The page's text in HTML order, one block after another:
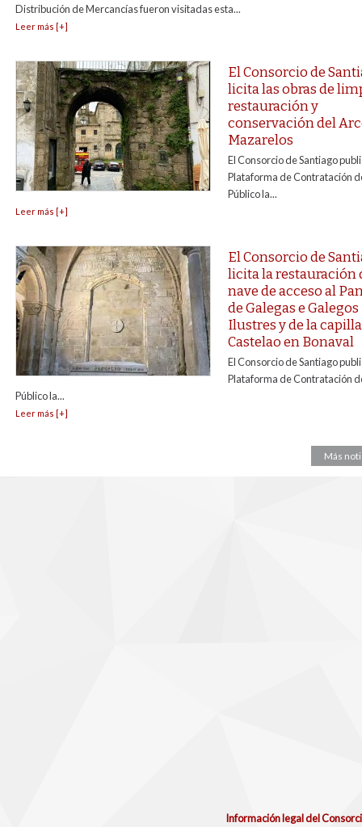
Distribución de Mercancías fueron visitadas esta...
Leer más [+]
El Consorcio de
licita las obras de
restauración y
conservación del
Mazarelos
El Consorcio de Santiago
Plataforma de Contratación
Público la...
Leer más [+]
El Consorcio de
licita la restauración
nave de acceso al
de Galegas e Galegos
Ilustres y de la
Castelao en Bonaval
El Consorcio de Santiago
Plataforma de Contratación
Público la...
Leer más [+]
Más
Información legal del